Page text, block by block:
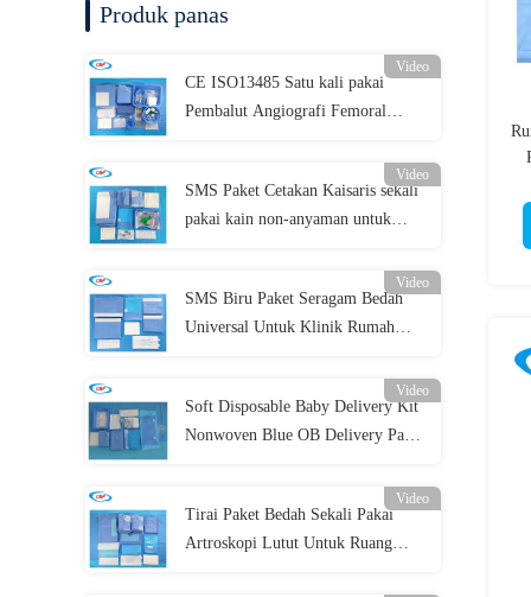
Produk panas
Video
CE ISO13485 Satu kali pakai
Pembalut Angiografi Femoral
Video
SMS Paket Cetakan Kaisaris sekali
pakai kain non-anyaman untuk
Video
SMS Biru Paket Seragam Bedah
Universal Untuk Klinik Rumah
Video
Soft Disposable Baby Delivery Kit
Nonwoven Blue OB Delivery Pack
Video
Tirai Paket Bedah Sekali Pakai
Artroskopi Lutut Untuk Ruang